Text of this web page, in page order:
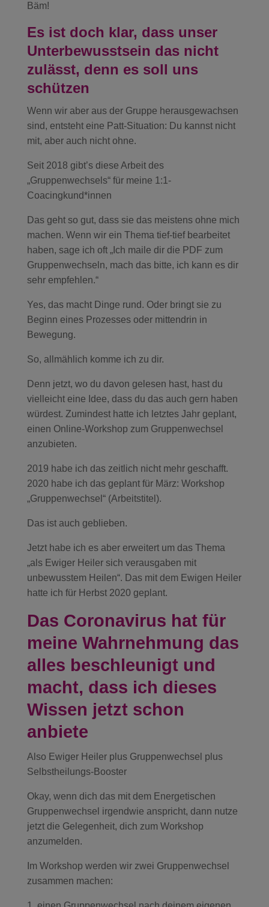
Bäm!
Es ist doch klar, dass unser
Unterbewusstsein das nicht
zulässt, denn es soll uns
schützen
Wenn wir aber aus der Gruppe herausgewachsen
sind, entsteht eine Patt-Situation: Du kannst nicht
mit, aber auch nicht ohne.
Seit 2018 gibt’s diese Arbeit des
„Gruppenwechsels“ für meine 1:1-
Coacingkund*innen
Das geht so gut, dass sie das meistens ohne mich
machen. Wenn wir ein Thema tief-tief bearbeitet
haben, sage ich oft „Ich maile dir die PDF zum
Gruppenwechseln, mach das bitte, ich kann es dir
sehr empfehlen.“
Yes, das macht Dinge rund. Oder bringt sie zu
Beginn eines Prozesses oder mittendrin in
Bewegung.
So, allmählich komme ich zu dir.
Denn jetzt, wo du davon gelesen hast, hast du
vielleicht eine Idee, dass du das auch gern haben
würdest. Zumindest hatte ich letztes Jahr geplant,
einen Online-Workshop zum Gruppenwechsel
anzubieten.
2019 habe ich das zeitlich nicht mehr geschafft.
2020 habe ich das geplant für März: Workshop
„Gruppenwechsel“ (Arbeitstitel).
Das ist auch geblieben.
Jetzt habe ich es aber erweitert um das Thema
„als Ewiger Heiler sich verausgaben mit
unbewusstem Heilen“. Das mit dem Ewigen Heiler
hatte ich für Herbst 2020 geplant.
Das Coronavirus hat für
meine Wahrnehmung das
alles beschleunigt und
macht, dass ich dieses
Wissen jetzt schon
anbiete
Also Ewiger Heiler plus Gruppenwechsel plus
Selbstheilungs-Booster
Okay, wenn dich das mit dem Energetischen
Gruppenwechsel irgendwie anspricht, dann nutze
jetzt die Gelegenheit, dich zum Workshop
anzumelden.
Im Workshop werden wir zwei Gruppenwechsel
zusammen machen: